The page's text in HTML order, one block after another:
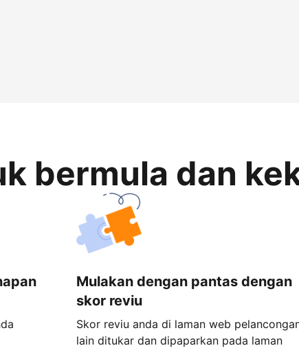
bermula dan
Mulakan dengan pantas dengan
skor reviu
Skor reviu anda di laman web
lain ditukar dan dipaparkan pada laman